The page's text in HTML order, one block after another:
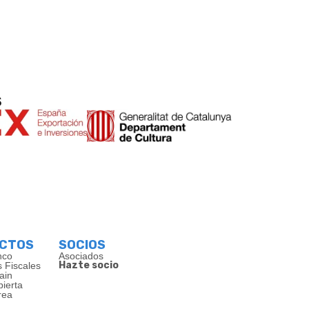
Fiscales
SOCIOS
Asociados
Hazte socio